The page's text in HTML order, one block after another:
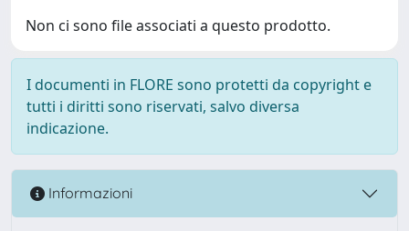
Non ci sono file associati a questo prodotto.
I documenti in FLORE sono protetti da copyright e
tutti i diritti sono riservati, salvo diversa
indicazione.
Informazioni